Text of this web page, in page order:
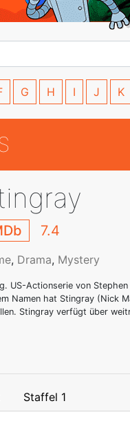
G H I J K
7.4
, Drama, Mystery
US-Actionserie von
Namen hat Stingray (Nick
Stingray verfügt über
Staffel 1